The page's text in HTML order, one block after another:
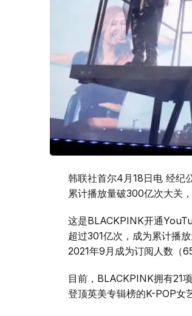
韩联社首尔4月18日电 经纪
累计播放量破300亿次大关
这是BLACKPINK开通
超过301亿次，成为累计播
2021年9月成为订阅人数（
目前，BLACKPINK拥有21
登顶英美专辑榜的K-POP女